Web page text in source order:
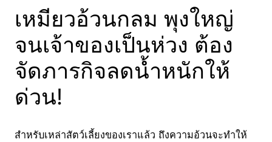
เหมียวอ้วนกลม พุงใหญ่
จนเจ้าของเป็นห่วง ต้อง
จัดภารกิจลดน้ำหนักให้
ด่วน!
สำหรับเหล่าสัตว์เลี้ยงของเราแล้ว ถึงความอ้วนจะทำให้